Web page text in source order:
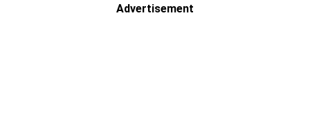
Advertisement